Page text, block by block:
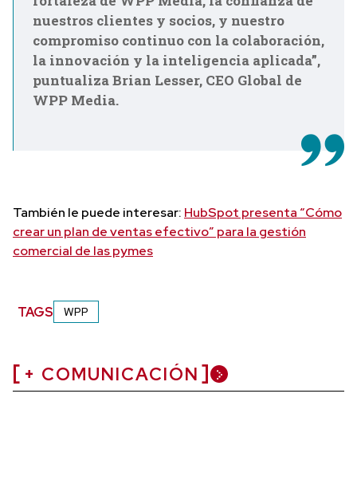
nuestros clientes y socios, y nuestro
compromiso continuo con la colaboración,
la innovación y la inteligencia aplicada”,
puntualiza Brian Lesser, CEO Global de
WPP Media.
También le puede interesar: HubSpot presenta “Cómo
crear un plan de ventas efectivo” para la gestión
comercial de las pymes
TAGS WPP
+ COMUNICACIÓN